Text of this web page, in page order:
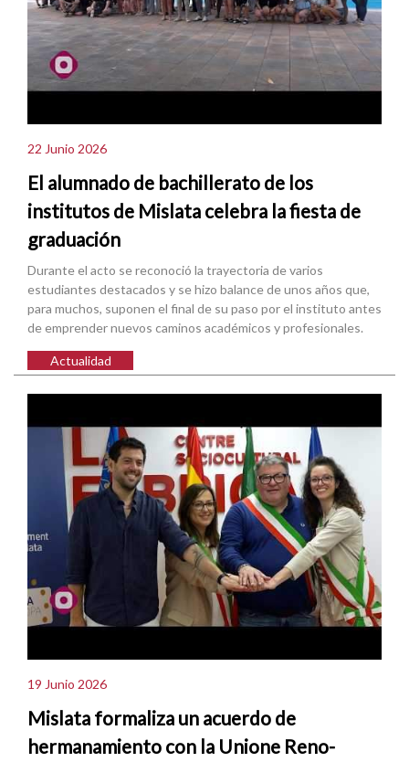
22 Junio 2026
El alumnado de bachillerato de los
institutos de Mislata celebra la fiesta de
graduación
Durante el acto se reconoció la trayectoria de varios
estudiantes destacados y se hizo balance de unos años que,
para muchos, suponen el final de su paso por el instituto antes
de emprender nuevos caminos académicos y profesionales.
Actualidad
19 Junio 2026
Mislata formaliza un acuerdo de
hermanamiento con la Unione Reno-